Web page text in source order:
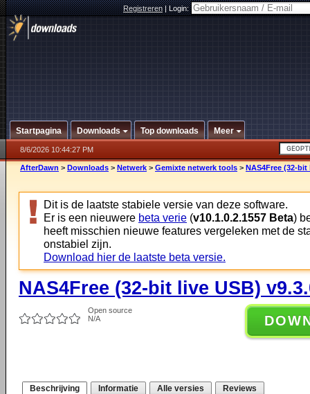
Registreren|Login:
Startpagina Downloads Top downloads Meer
8/6/2026 10:44:27 PM
AfterDawn > Downloads > Netwerk > Gemixte netwerk tools > NAS4Free (32-bit
Dit is de laatste stabiele versie van deze software.
Er is een nieuwere beta verie (v10.1.0.2.1557 Beta)
heeft misschien nieuwe features vergeleken met de
onstabiel zijn.
Download hier de laatste beta versie.
NAS4Free (32-bit live USB)
Open source
N/A
Beschrijving Informatie Alle versies Reviews